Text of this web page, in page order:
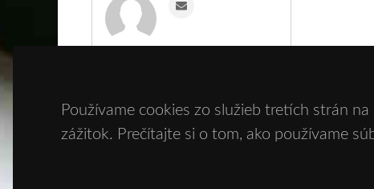
Používame cookies zo služieb tretích strán
zážitok. Prečítajte si o tom, ako používame